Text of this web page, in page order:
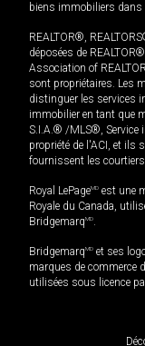
biens immobiliers dans
REALTOR®,
déposées de
Association of
sont propriétaires. Les
distinguer les services
immobilier en tant que
S.I.A.® /MLS®, Service
propriété de l'ACI, et ils
fournissent les
Royal LePageMD est une
Royale du Canada,
BridgemarqMD.
BridgemarqMD et ses
marques de commerce
utilisées sous licence